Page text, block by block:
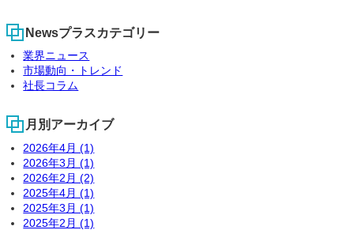
Newsプラスカテゴリー
業界ニュース
市場動向・トレンド
社長コラム
月別アーカイブ
2026年4月 (1)
2026年3月 (1)
2026年2月 (2)
2025年4月 (1)
2025年3月 (1)
2025年2月 (1)